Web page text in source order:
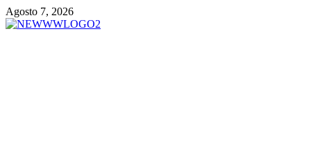
Vai
al
Agosto 7, 2026